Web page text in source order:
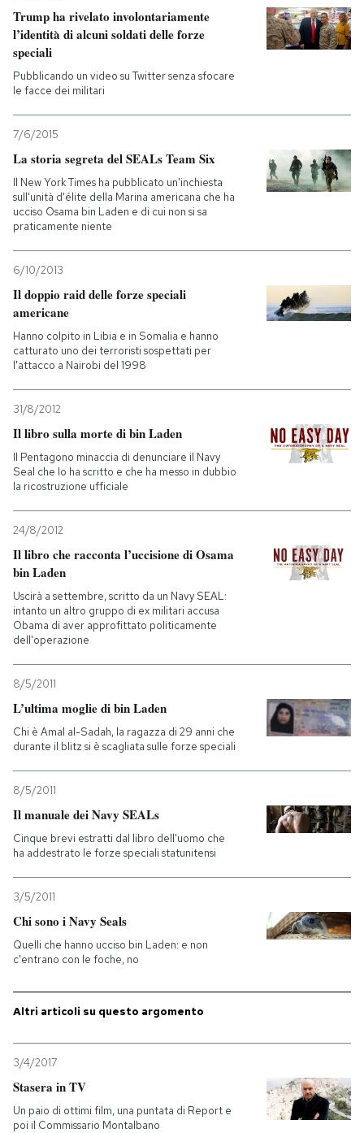
Entra
Trump ha rivelato involontariamente
l’identità di alcuni soldati delle forze
speciali
Pubblicando un video su Twitter senza sfocare
le facce dei militari
7/6/2015
La storia segreta del SEALs Team Six
Il New York Times ha pubblicato un'inchiesta
sull'unità d'élite della Marina americana che ha
ucciso Osama bin Laden e di cui non si sa
praticamente niente
6/10/2013
Il doppio raid delle forze speciali
americane
Hanno colpito in Libia e in Somalia e hanno
catturato uno dei terroristi sospettati per
l'attacco a Nairobi del 1998
31/8/2012
Il libro sulla morte di bin Laden
Il Pentagono minaccia di denunciare il Navy
Seal che lo ha scritto e che ha messo in dubbio
la ricostruzione ufficiale
24/8/2012
Il libro che racconta l’uccisione di Osama
bin Laden
Uscirà a settembre, scritto da un Navy SEAL:
intanto un altro gruppo di ex militari accusa
Obama di aver approfittato politicamente
dell'operazione
8/5/2011
L’ultima moglie di bin Laden
Chi è Amal al-Sadah, la ragazza di 29 anni che
durante il blitz si è scagliata sulle forze speciali
8/5/2011
Il manuale dei Navy SEALs
Cinque brevi estratti dal libro dell'uomo che
ha addestrato le forze speciali statunitensi
3/5/2011
Chi sono i Navy Seals
Quelli che hanno ucciso bin Laden: e non
c'entrano con le foche, no
Altri articoli su questo argomento
3/4/2017
Stasera in TV
Un paio di ottimi film, una puntata di Report e
poi il Commissario Montalbano